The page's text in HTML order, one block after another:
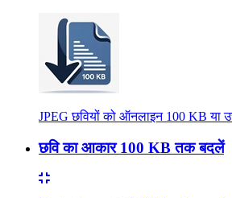
JPEG छवियों को ऑनलाइन 100 KB या
छवि का आकार 100 KB तक बदलें